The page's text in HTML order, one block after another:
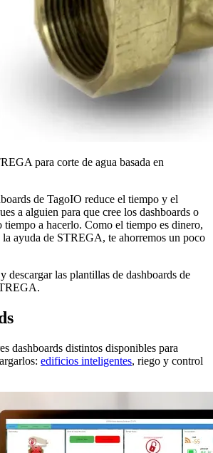
para corte de agua basada en
de TagoIO reduce el tiempo y el
a alguien para que cree los dashboards o
tiempo a hacerlo. Como el tiempo es dinero,
la ayuda de STREGA, te ahorremos un poco
descargar las plantillas de dashboards de
dashboards distintos disponibles para
edificios inteligentes, riego y control